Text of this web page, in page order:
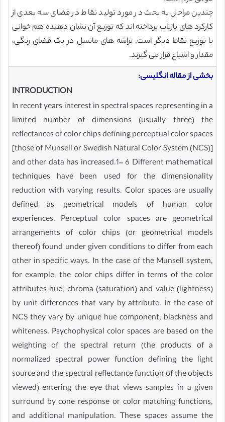
چندین مراحل به بحث در مورد تولید نقاط در فضای سه بعدی از
کارکرد های بازتاب پرداخته اند که توزیع آن نشان دهنده هم خوانی
با توزیع نقاط دیگر است. تراشه های مانسل در یک فضای رنگی،
مقدار و اشباع قرار می گیرند.
بخشی از مقاله انگلیسی:
INTRODUCTION
In recent years interest in spectral spaces representing in a
limited number of dimensions (usually three) the
reflectances of color chips defining perceptual color spaces
[those of Munsell or Swedish Natural Color System (NCS)]
and other data has increased.1– 6 Different mathematical
techniques have been used for the dimensionality
reduction with varying results. Color spaces are usually
defined as geometrical models of human color
experiences. Perceptual color spaces are geometrical
arrangements of color chips (or geometrical models
thereof) found under given conditions to differ from each
other in specific ways. In the case of the Munsell system,
for example, the color chips differ in terms of the color
attributes hue, chroma (saturation) and value (lightness)
by unit differences that vary by attribute. In the case of
NCS they vary by unique hue component, blackness and
whiteness. Psychophysical color spaces are based on the
weighting of the spectral return (the products of a
normalized spectral power function defining the light
source and the spectral reflectance function of the objects
viewed) entering the eye that views samples in a given
surround by cone response or color matching functions,
and additional manipulation. These spaces assume the